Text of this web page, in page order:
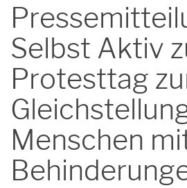
Selbst Aktiv
Protesttag
Menschen